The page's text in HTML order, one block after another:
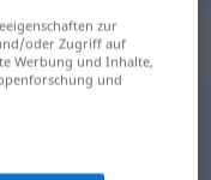
zur
oder Zugriff auf
Werbung und Inhalte,
und